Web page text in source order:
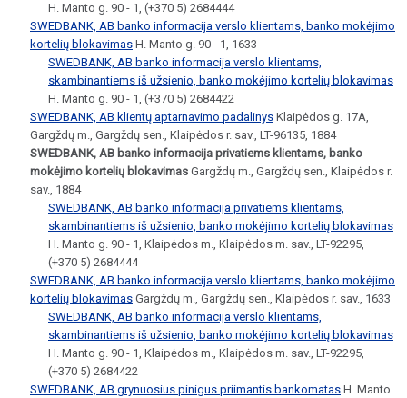
H. Manto g. 90 - 1, (+370 5) 2684444
SWEDBANK, AB banko informacija verslo klientams, banko mokėjimo
kortelių blokavimas H. Manto g. 90 - 1, 1633
SWEDBANK, AB banko informacija verslo klientams,
skambinantiems iš užsienio, banko mokėjimo kortelių blokavimas
H. Manto g. 90 - 1, (+370 5) 2684422
SWEDBANK, AB klientų aptarnavimo padalinys Klaipėdos g. 17A,
Gargždų m., Gargždų sen., Klaipėdos r. sav., LT-96135, 1884
SWEDBANK, AB banko informacija privatiems klientams, banko
mokėjimo kortelių blokavimas Gargždų m., Gargždų sen., Klaipėdos r.
sav., 1884
SWEDBANK, AB banko informacija privatiems klientams,
skambinantiems iš užsienio, banko mokėjimo kortelių blokavimas
H. Manto g. 90 - 1, Klaipėdos m., Klaipėdos m. sav., LT-92295,
(+370 5) 2684444
SWEDBANK, AB banko informacija verslo klientams, banko mokėjimo
kortelių blokavimas Gargždų m., Gargždų sen., Klaipėdos r. sav., 1633
SWEDBANK, AB banko informacija verslo klientams,
skambinantiems iš užsienio, banko mokėjimo kortelių blokavimas
H. Manto g. 90 - 1, Klaipėdos m., Klaipėdos m. sav., LT-92295,
(+370 5) 2684422
SWEDBANK, AB grynuosius pinigus priimantis bankomatas H. Manto